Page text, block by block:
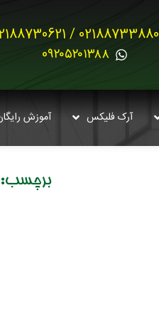
02188733880 / 02188730621
0۹۲۰۵۲۰۱۳۸۸
آرک فلیکس آموزش